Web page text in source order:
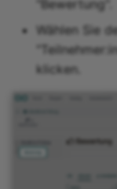
"Bewertung".
Wählen Sie
klicken.